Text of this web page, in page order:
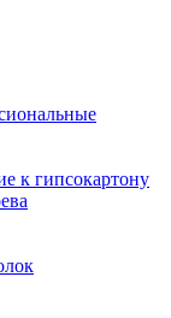
к гипсокартону